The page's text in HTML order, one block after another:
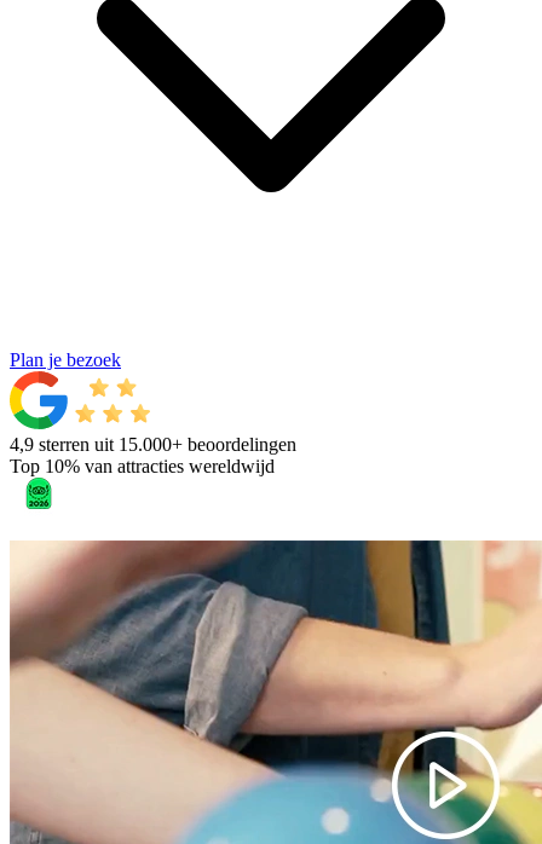
Plan je bezoek
4,9 sterren uit 15.000+ beoordelingen
Top 10% van attracties wereldwijd